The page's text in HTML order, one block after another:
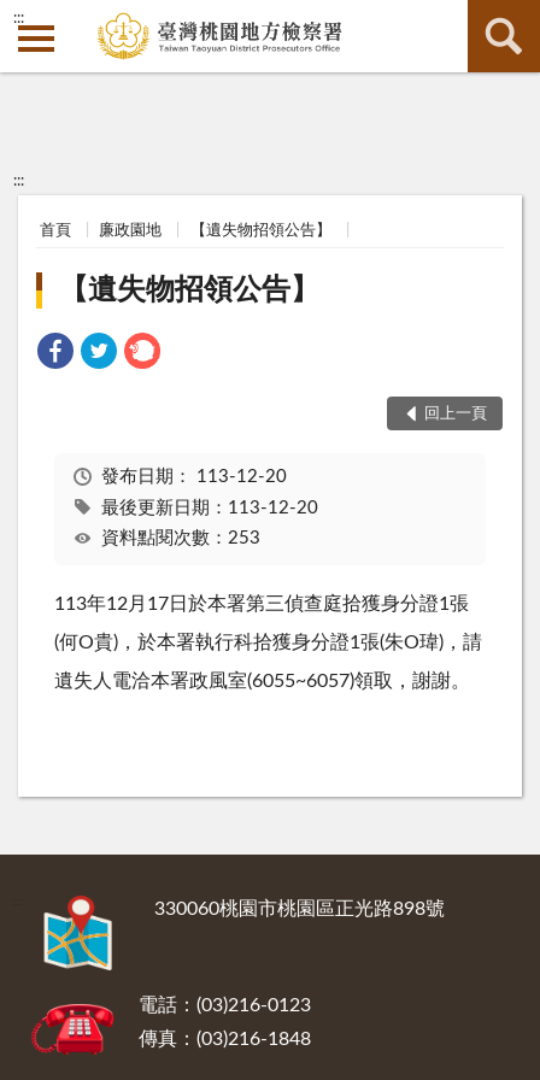
:::
:::
首頁 廉政園地 【遺失物招領公告】
【遺失物招領公告】
回上一頁
發布日期： 113-12-20
最後更新日期：113-12-20
資料點閱次數：253
113年12月17日於本署第三偵查庭拾獲身分證1張
(何O貴)，於本署執行科拾獲身分證1張(朱O瑋)，請
遺失人電洽本署政風室(6055~6057)領取，謝謝。
330060桃園市桃園區正光路898號
電話：(03)216-0123
傳真：(03)216-1848